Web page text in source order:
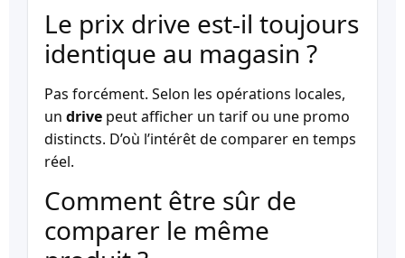
Le prix drive est-il toujours
identique au magasin ?
Pas forcément. Selon les opérations locales,
un drive peut afficher un tarif ou une promo
distincts. D’où l’intérêt de comparer en temps
réel.
Comment être sûr de
comparer le même